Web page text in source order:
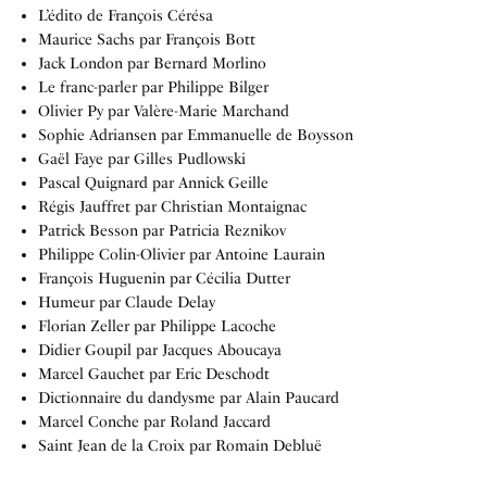
L’édito de François Cérésa
Maurice Sachs par François Bott
Jack London par Bernard Morlino
Le franc-parler par Philippe Bilger
Olivier Py par Valère-Marie Marchand
Sophie Adriansen par Emmanuelle de Boysson
Gaël Faye par Gilles Pudlowski
Pascal Quignard par Annick Geille
Régis Jauffret par Christian Montaignac
Patrick Besson par Patricia Reznikov
Philippe Colin-Olivier par Antoine Laurain
François Huguenin par Cécilia Dutter
Humeur par Claude Delay
Florian Zeller par Philippe Lacoche
Didier Goupil par Jacques Aboucaya
Marcel Gauchet par Eric Deschodt
Dictionnaire du dandysme par Alain Paucard
Marcel Conche par Roland Jaccard
Saint Jean de la Croix par Romain Debluë